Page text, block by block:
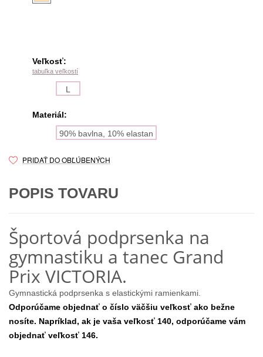
Veľkosť:
tabuľka veľkostí
L
Materiál:
90% bavlna, 10% elastan
PRIDAŤ DO OBĽÚBENÝCH
POPIS TOVARU
Športová podprsenka na
gymnastiku a tanec Grand
Prix VICTORIA.
Gymnastická podprsenka s elastickými ramienkami.
Odporúčame objednať o číslo väčšiu veľkosť ako bežne
nosíte. Napríklad, ak je vaša veľkosť 140, odporúčame vám
objednať veľkosť 146.